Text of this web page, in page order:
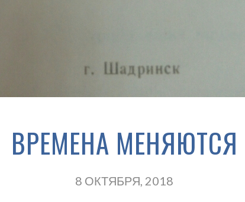
ВРЕМЕНА МЕНЯЮТСЯ
8 ОКТЯБРЯ, 2018